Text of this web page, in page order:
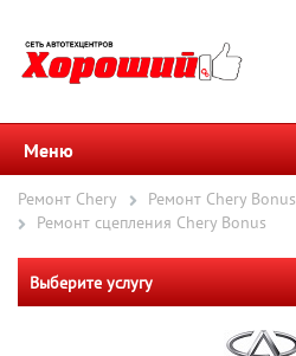
Меню
Ремонт Chery
Ремонт Chery Bonus
Ремонт сцепления Chery Bonus
Выберите услугу